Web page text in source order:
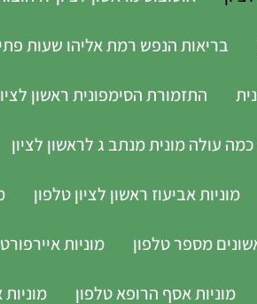
בריאות הנפש רמת אליהו שעות
התזמורת הסימפונית ראשון
כמה עולה מונית מנתב ג לראשון לציון
מוניות אביעוז ראשון לציון טלפון
מספר טלפון מוניות
מוניות אסף הרופא טלפון